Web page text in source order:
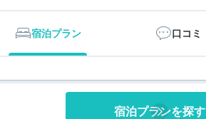
宿泊プラン 口コミ
宿泊プランを探す